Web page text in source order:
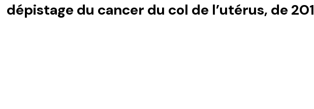
dépistage du cancer du col de l’utérus, de